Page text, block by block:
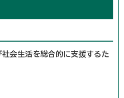
会生活を総合的に支援するた